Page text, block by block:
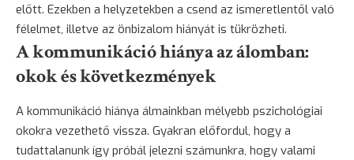
előtt. Ezekben a helyzetekben a csend az ismeretlentől való
félelmet, illetve az önbizalom hiányát is tükrözheti.
A kommunikáció hiánya az álomban:
okok és következmények
A kommunikáció hiánya álmainkban mélyebb pszichológiai
okokra vezethető vissza. Gyakran előfordul, hogy a
tudattalanunk így próbál jelezni számunkra, hogy valami